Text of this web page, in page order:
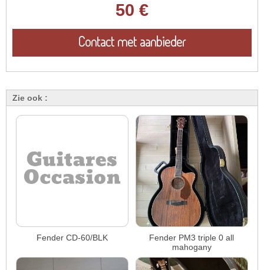
50 €
Contact met aanbieder
Zie ook :
Fender CD-60/BLK
Fender PM3 triple 0 all
mahogany